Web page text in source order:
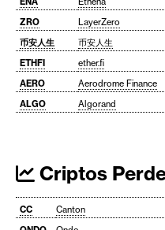
ZRO
LayerZero
币安人生
币安人生
ETHFI
ether.fi
AERO
Aerodrome Finance
ALGO
Algorand
Criptos
CC Canton